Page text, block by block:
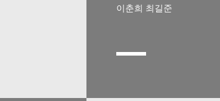
이춘희 최길준